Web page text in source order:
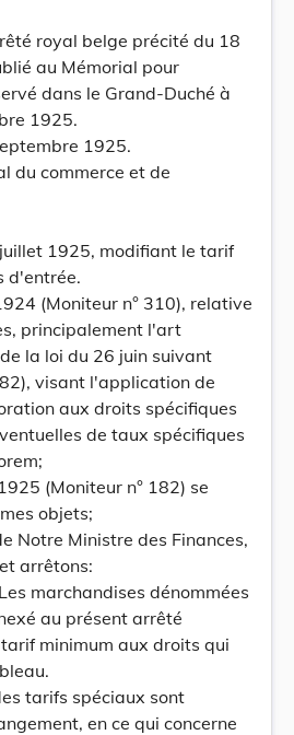
royal belge précité du 18
au Mémorial pour
dans le Grand-Duché à
1925.
1925.
du commerce et de
1925, modifiant le tarif
d'entrée.
(Moniteur n° 310), relative
principalement l'art
la loi du 26 juin suivant
visant l'application de
aux droits spécifiques
de taux spécifiques
(Moniteur n° 182) se
objets;
Notre Ministre des Finances,
arrêtons:
marchandises dénommées
au présent arrêté
minimum aux droits qui
tarifs spéciaux sont
en ce qui concerne